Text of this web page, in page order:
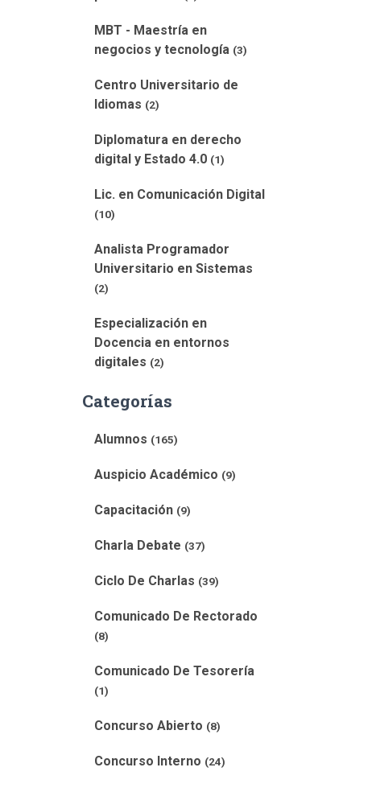
MBT - Maestría en
negocios y tecnología (3)
Centro Universitario de
Idiomas (2)
Diplomatura en derecho
digital y Estado 4.0 (1)
Lic. en Comunicación Digital
(10)
Analista Programador
Universitario en Sistemas
(2)
Especialización en
Docencia en entornos
digitales (2)
Categorías
Alumnos (165)
Auspicio Académico (9)
Capacitación (9)
Charla Debate (37)
Ciclo De Charlas (39)
Comunicado De Rectorado
(8)
Comunicado De Tesorería
(1)
Concurso Abierto (8)
Concurso Interno (24)